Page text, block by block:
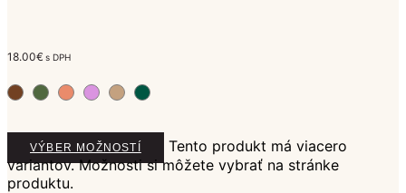
18.00€ s DPH
VÝBER MOŽNOSTÍ
Tento produkt má viacero
variantov. Možnosti si môžete vybrať na stránke
produktu.